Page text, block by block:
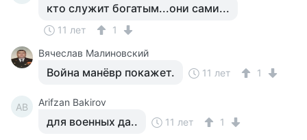
кто служит богатым...они сами...
11 лет
1
Вячеслав Малиновский
Война манёвр покажет. 11 лет 1
AB Arifzan Bakirov
для военных да.. 11 лет 1